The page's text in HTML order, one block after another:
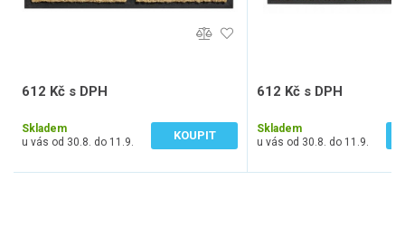
612 Kč s DPH
Skladem
u vás od 30.8. do 11.9.
KOUPIT
612 Kč s DPH
Skladem
u vás od 30.8. do 11.9.